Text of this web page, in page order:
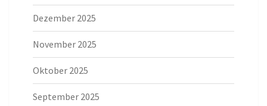
Dezember 2025
November 2025
Oktober 2025
September 2025